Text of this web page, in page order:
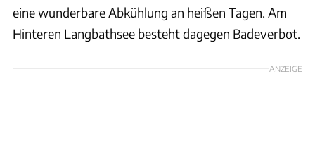
eine wunderbare Abkühlung an heißen Tagen. Am
Hinteren Langbathsee besteht dagegen Badeverbot.
ANZEIGE